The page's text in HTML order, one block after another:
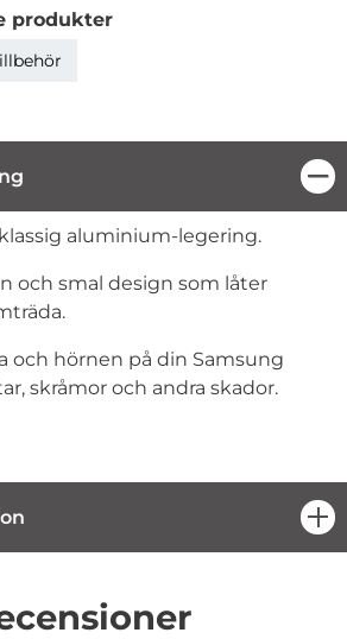
produkter
aluminium-legering.
och smal design som låter
och hörnen på din Samsung
skråmor och andra skador.